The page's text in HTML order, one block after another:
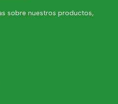
sobre nuestros productos,